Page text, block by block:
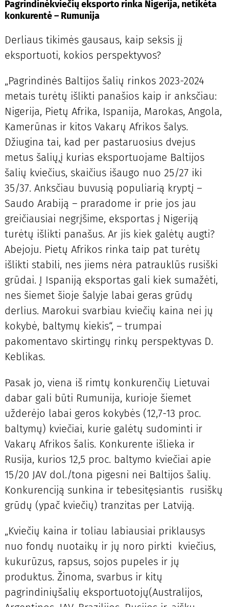
Pagrindinėkviečių eksporto rinka Nigerija, netikėta
konkurentė – Rumunija
Derliaus tikimės gausaus, kaip seksis jį
eksportuoti, kokios perspektyvos?
„Pagrindinės Baltijos šalių rinkos 2023-2024
metais turėtų išlikti panašios kaip ir anksčiau:
Nigerija, Pietų Afrika, Ispanija, Marokas, Angola,
Kamerūnas ir kitos Vakarų Afrikos šalys.
Džiugina tai, kad per pastaruosius dvejus
metus šalių,į kurias eksportuojame Baltijos
šalių kviečius, skaičius išaugo nuo 25/27 iki
35/37. Anksčiau buvusią populiarią kryptį –
Saudo Arabiją – praradome ir prie jos jau
greičiausiai negrįšime, eksportas į Nigeriją
turėtų išlikti panašus. Ar jis kiek galėtų augti?
Abejoju. Pietų Afrikos rinka taip pat turėtų
išlikti stabili, nes jiems nėra patrauklūs rusiški
grūdai. Į Ispaniją eksportas gali kiek sumažėti,
nes šiemet šioje šalyje labai geras grūdų
derlius. Marokui svarbiau kviečių kaina nei jų
kokybė, baltymų kiekis“, – trumpai
pakomentavo skirtingų rinkų perspektyvas D.
Keblikas.
Pasak jo, viena iš rimtų konkurenčių Lietuvai
dabar gali būti Rumunija, kurioje šiemet
užderėjo labai geros kokybės (12,7-13 proc.
baltymų) kviečiai, kurie galėtų sudominti ir
Vakarų Afrikos šalis. Konkurente išlieka ir
Rusija, kurios 12,5 proc. baltymo kviečiai apie
15/20 JAV dol./tona pigesni nei Baltijos šalių.
Konkurenciją sunkina ir tebesitęsiantis rusiškų
grūdų (ypač kviečių) tranzitas per Latviją.
„Kviečių kaina ir toliau labiausiai priklausys
nuo fondų nuotaikų ir jų noro pirkti kviečius,
kukurūzus, rapsus, sojos pupeles ir jų
produktus. Žinoma, svarbus ir kitų
pagrindiniųšalių eksportuotojų(Australijos,